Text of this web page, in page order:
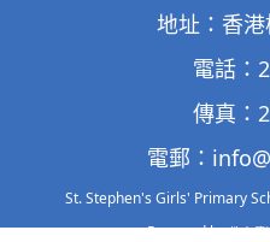
地址：香
電話：
傳真：
電郵：
St. Stephen's Girls' Primary
Powered by教育傳